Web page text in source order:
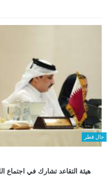
حال قطر